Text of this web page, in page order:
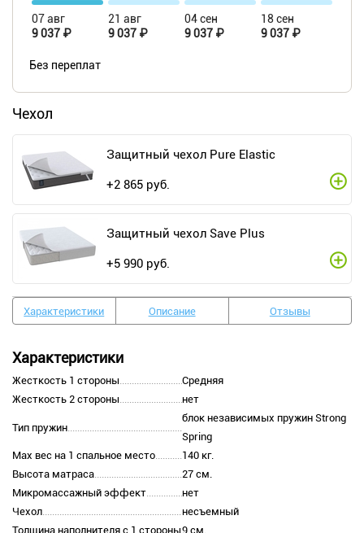
07 авг
9 037 ₽
21 авг
9 037 ₽
04 сен
9 037 ₽
18 сен
9 037 ₽
Без переплат
Чехол
Защитный чехол Pure Elastic
+2 865 руб.
Защитный чехол Save Plus
+5 990 руб.
Характеристики Описание Отзывы
Характеристики
Жесткость 1 стороны
Средняя
Жесткость 2 стороны
нет
Тип пружин
блок независимых пружин Strong
Spring
Max вес на 1 спальное место
140 кг.
Высота матраса
27 см.
Микромассажный эффект
нет
Чехол
несъемный
Толщина наполнителя с 1 стороны9 см.